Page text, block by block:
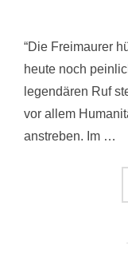
“Die Freimaurer
heute noch
legendären Ruf
vor allem
anstreben. Im …